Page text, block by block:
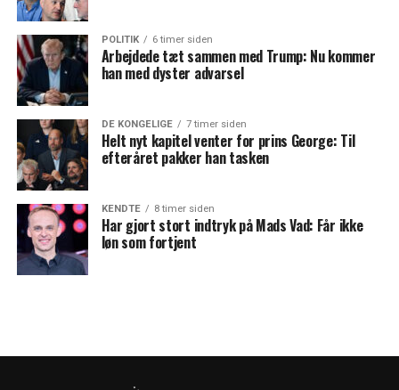
POLITIK 6 timer siden
Arbejdede tæt sammen med Trump: Nu kommer
han med dyster advarsel
DE KONGELIGE 7 timer siden
Helt nyt kapitel venter for prins George: Til
efteråret pakker han tasken
KENDTE 8 timer siden
Har gjort stort indtryk på Mads Vad: Får ikke
løn som fortjent